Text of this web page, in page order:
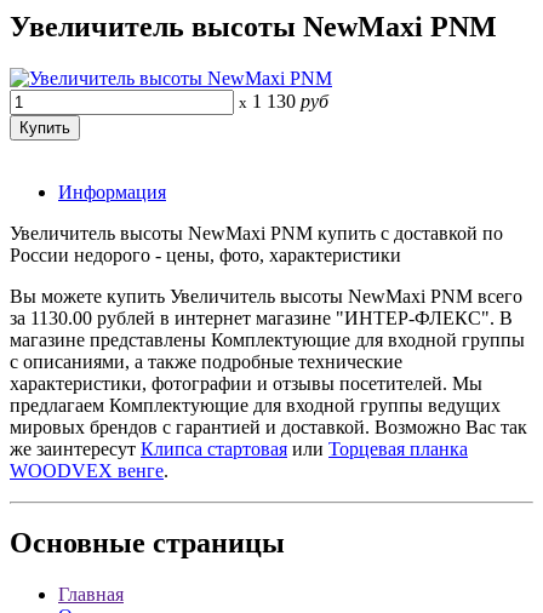
Увеличитель высоты NewMaxi PNM
x 1 130 руб
Информация
Увеличитель высоты NewMaxi PNM купить с доставкой по
России недорого - цены, фото, характеристики
Вы можете купить Увеличитель высоты NewMaxi PNM всего
за 1130.00 рублей в интернет магазине "ИНТЕР-ФЛЕКС". В
магазине представлены Комплектующие для входной группы
с описаниями, а также подробные технические
характеристики, фотографии и отзывы посетителей. Мы
предлагаем Комплектующие для входной группы ведущих
мировых брендов с гарантией и доставкой. Возможно Вас так
же заинтересут Клипса стартовая или Торцевая планка
WOODVEX венге.
Основные страницы
Главная